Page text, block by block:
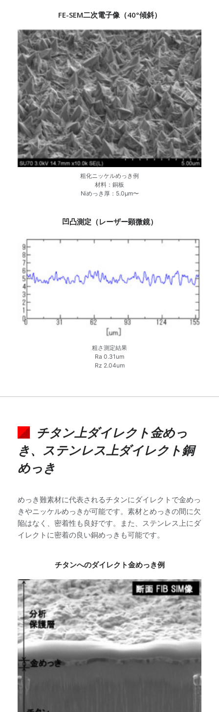
FE-SEM二次電子像（40°傾斜）
粗化ニッケルめっき例
材料：銅板
Niめっき厚：5.0μm〜
凹凸測定（レーザー顕微鏡）
粗さ測定結果
Ra 0.31um
Rz 2.04um
チタン上ダイレクト金めっ
き、ステンレス上ダイレクト銅
めっき
めっき難素材に代表されるチタンにダイレクトで金めっ
きやニッケルめっきが可能です。素材とめっきの間に欠
陥はなく、密着性も良好です。また、ステンレス上にダ
イレクトに密着の良い銅めっきも可能です。
チタンへのダイレクト金めっき例